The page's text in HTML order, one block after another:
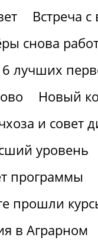
Встреча
снова
лучших
Новый
и совет
уровень
программы
прошли
в Аграрном